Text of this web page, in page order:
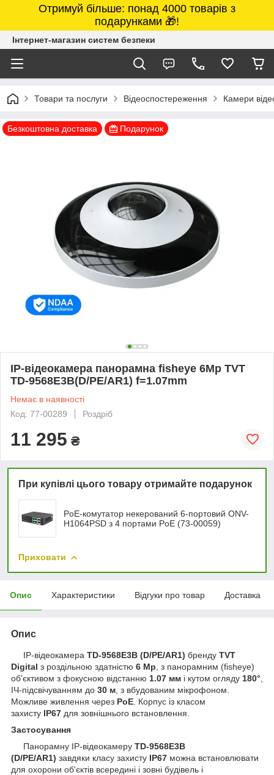
Отримуй більше: понад 4000 товарів з
подарунками 🎁!
Інтернет-магазин систем безпеки
Товари та послуги Відеоспостереження Камери
Безкоштовна доставка Подарунок
IP-відеокамера панорамна fisheye 6Mp TVT
TD-9568E3B(D/PE/AR1) f=1.07mm
Немає в наявності
Код: 77-00289
Роздріб
11 295 ₴
При купівлі цього товару отримайте подарунок
PoE-комутатор некерований 6-портовий ONV-
H1064PSD з 4 портами PoE (73-00059)
Приховати
Опис Характеристики Відгуки про товар Доставка
Опис
IP-відеокамера TD-9568E3B (D/PE/AR1) бренду TVT
Digital з роздільною здатністю 6 Мр , з панорамним (fisheye)
об'єктивом з фокусною відстанню 1.07 мм і кутом огляду 180°
ІЧ-підсвічуванням до 30 м , з вбудованим мікрофоном.
Можливе живлення через PoE . Корпус із класом
захисту IP67 для зовнішнього встановлення.
Застосування
Панорамну IP-відеокамеру TD-9568E3B
(D/PE/AR1) завдяки класу захисту IP67 можна встановлювати
для охорони об'єктів всередині і зовні будівель і